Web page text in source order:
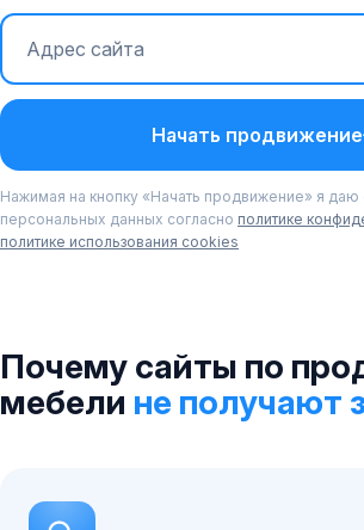
Начать продвижение
Нажимая на кнопку «Начать продвижение» я даю
персональных данных согласно политике
политике использования cookies
Почему сайты по
мебели не получают